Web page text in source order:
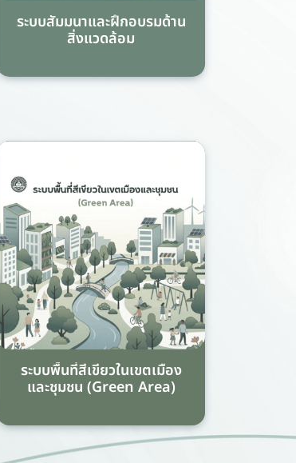
ระบบสัมมนาและฝึกอบรมด้าน
สิ่งแวดล้อม
ระบบพื้นที่สีเขียวในเขตเมือง
และชุมชน (Green Area)